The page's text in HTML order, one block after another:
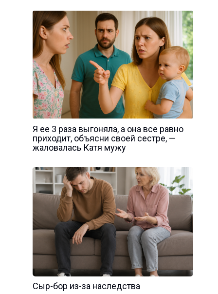
Я ее 3 раза выгоняла, а она все равно
приходит, объясни своей сестре, —
жаловалась Катя мужу
Сыр-бор из-за наследства